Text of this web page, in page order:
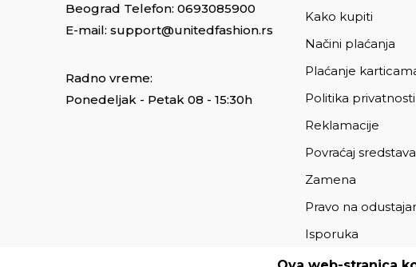
Beograd Telefon: 0693085900
E-mail: support@unitedfashion.rs
Radno vreme:
Ponedeljak - Petak 08 - 15:30h
Kako kupiti
Načini plaćanja
Plaćanje
Politika privatnosti
Reklamacije
Povraćaj sredstava
Zamena
Pravo na
Isporuka